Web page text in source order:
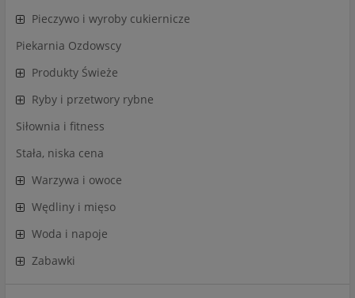
Pieczywo i wyroby cukiernicze
Piekarnia Ozdowscy
Produkty Świeże
Ryby i przetwory rybne
Siłownia i fitness
Stała, niska cena
Warzywa i owoce
Wędliny i mięso
Woda i napoje
Zabawki